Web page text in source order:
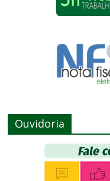
Ouvidoria